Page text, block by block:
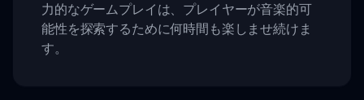
力的なゲームプレイは、プレイヤーが音楽的可
能性を探索するために何時間も楽しませ続けま
す。